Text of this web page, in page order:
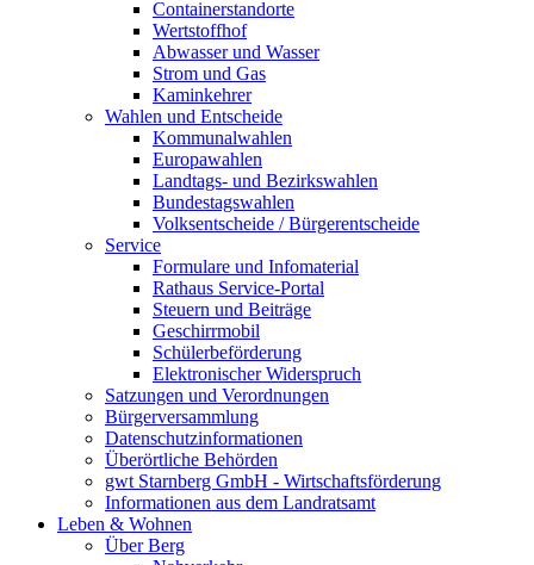
Containerstandorte
Wertstoffhof
Abwasser und Wasser
Strom und Gas
Kaminkehrer
Wahlen und Entscheide
Kommunalwahlen
Europawahlen
Landtags- und Bezirkswahlen
Bundestagswahlen
Volksentscheide / Bürgerentscheide
Service
Formulare und Infomaterial
Rathaus Service-Portal
Steuern und Beiträge
Geschirrmobil
Schülerbeförderung
Elektronischer Widerspruch
Satzungen und Verordnungen
Bürgerversammlung
Datenschutzinformationen
Überörtliche Behörden
gwt Starnberg GmbH - Wirtschaftsförderung
Informationen aus dem Landratsamt
Leben & Wohnen
Über Berg